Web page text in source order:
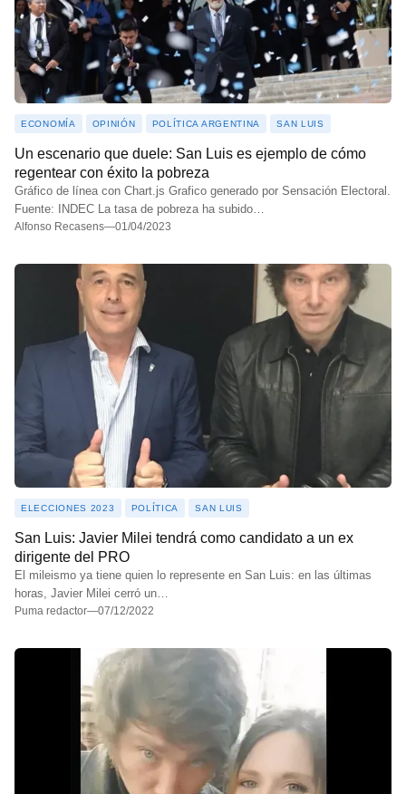
ECONOMÍA OPINIÓN POLÍTICA ARGENTINA SAN LUIS
Un escenario que duele: San Luis es ejemplo de cómo
regentear con éxito la pobreza
Gráfico de línea con Chart.js Grafico generado por Sensación Electoral.
Fuente: INDEC La tasa de pobreza ha subido…
Alfonso Recasens—01/04/2023
ELECCIONES 2023 POLÍTICA SAN LUIS
San Luis: Javier Milei tendrá como candidato a un ex
dirigente del PRO
El mileismo ya tiene quien lo represente en San Luis: en las últimas
horas, Javier Milei cerró un…
Puma redactor—07/12/2022